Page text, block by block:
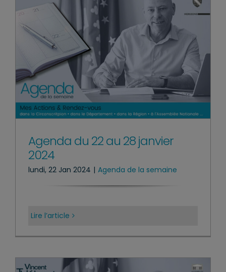
Agenda du 22 au 28 janvier
2024
lundi, 22 Jan 2024 | Agenda de la semaine
Lire l’article